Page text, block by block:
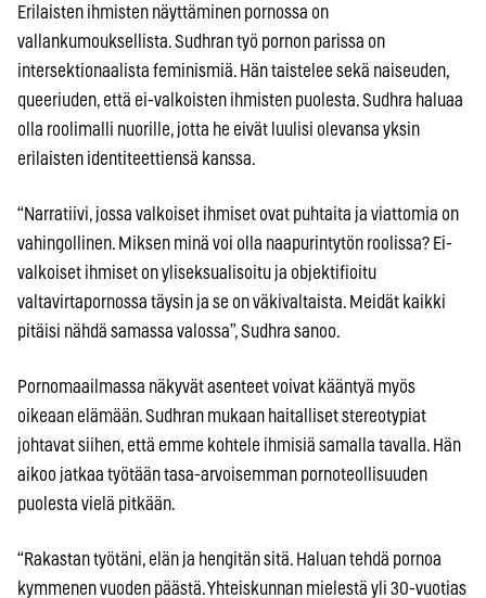
Erilaisten ihmisten näyttäminen pornossa on
vallankumouksellista. Sudhran työ pornon parissa on
intersektionaalista feminismiä. Hän taistelee sekä naiseuden,
queeriuden, että ei-valkoisten ihmisten puolesta. Sudhra haluaa
olla roolimalli nuorille, jotta he eivät luulisi olevansa yksin
erilaisten identiteettiensä kanssa.
“Narratiivi, jossa valkoiset ihmiset ovat puhtaita ja viattomia on
vahingollinen. Miksen minä voi olla naapurintytön roolissa? Ei-
valkoiset ihmiset on yliseksualisoitu ja objektifioitu
valtavirtapornossa täysin ja se on väkivaltaista. Meidät kaikki
pitäisi nähdä samassa valossa”, Sudhra sanoo.
Pornomaailmassa näkyvät asenteet voivat kääntyä myös
oikeaan elämään. Sudhran mukaan haitalliset stereotypiat
johtavat siihen, että emme kohtele ihmisiä samalla tavalla. Hän
aikoo jatkaa työtään tasa-arvoisemman pornoteollisuuden
puolesta vielä pitkään.
“Rakastan työtäni, elän ja hengitän sitä. Haluan tehdä pornoa
kymmenen vuoden päästä. Yhteiskunnan mielestä yli 30-vuotias